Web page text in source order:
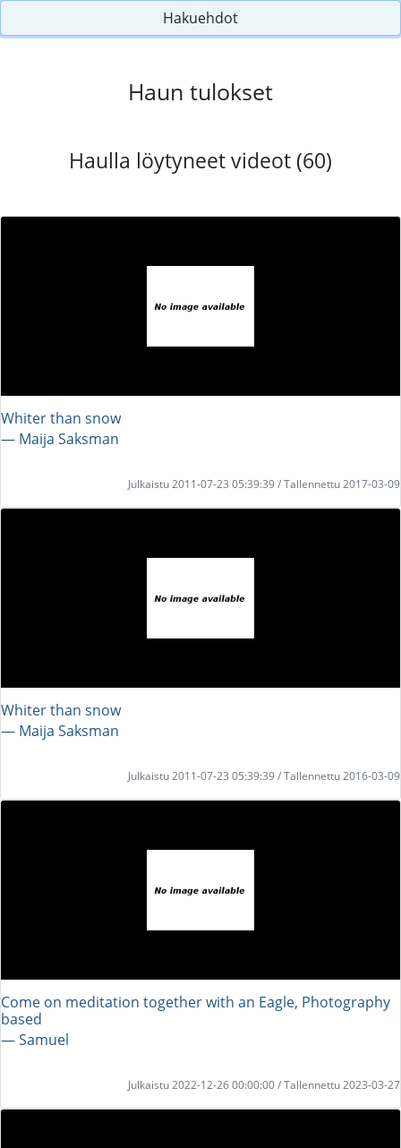
Hakuehdot
Haun tulokset
Haulla löytyneet videot (60)
Whiter than snow
― Maija Saksman
Julkaistu 2011-07-23 05:39:39 / Tallennettu 2017-03-09
Whiter than snow
― Maija Saksman
Julkaistu 2011-07-23 05:39:39 / Tallennettu 2016-03-09
Come on meditation together with an Eagle, Photography
based
― Samuel
Julkaistu 2022-12-26 00:00:00 / Tallennettu 2023-03-27